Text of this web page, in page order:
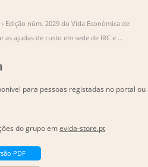
› Edição núm. 2029 do Vida Económica de
as ajudas de custo em sede de IRC e ...
para pessoas registadas no portal
do grupo emevida-store.pt
PDF